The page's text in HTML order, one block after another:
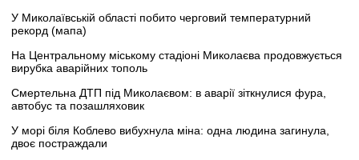
У Миколаївській області побито черговий температурний
рекорд (мапа)
На Центральному міському стадіоні Миколаєва продовжується
вирубка аварійних тополь
Смертельна ДТП під Миколаєвом: в аварії зіткнулися фура,
автобус та позашляховик
У морі біля Коблево вибухнула міна: одна людина загинула,
двоє постраждали